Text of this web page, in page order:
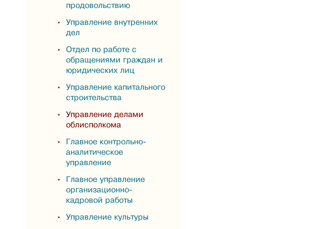
продовольствию
Управление внутренних
дел
Отдел по работе с
обращениями граждан и
юридических лиц
Управление капитального
строительства
Управление делами
облисполкома
Главное контрольно-
аналитическое
управление
Главное управление
организационно-
кадровой работы
Управление культуры